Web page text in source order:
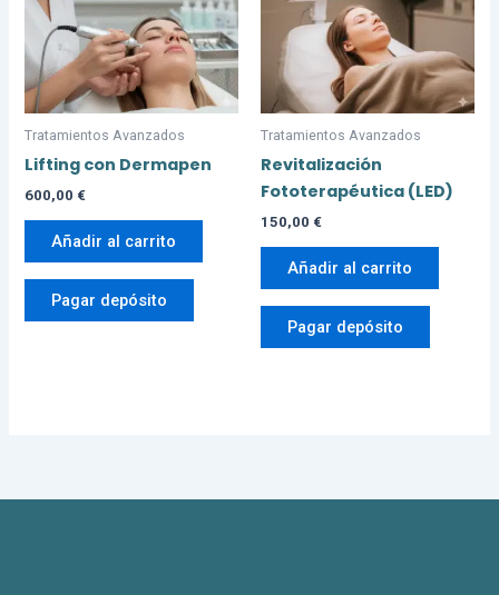
Tratamientos Avanzados
Lifting con Dermapen
600,00 €
Añadir al carrito
Pagar depósito
Tratamientos Avanzados
Revitalización
Fototerapéutica (LED)
150,00 €
Añadir al carrito
Pagar depósito